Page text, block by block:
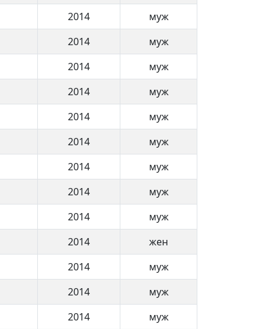
2014
муж
2014
муж
2014
муж
2014
муж
2014
муж
2014
муж
2014
муж
2014
муж
2014
муж
2014
жен
2014
муж
2014
муж
2014
муж